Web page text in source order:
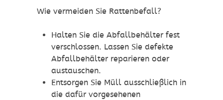
Wie vermeiden Sie Rattenbefall?
Halten Sie die Abfallbehälter fest
verschlossen. Lassen Sie defekte
Abfallbehälter reparieren oder
austauschen.
Entsorgen Sie Müll ausschließlich in
die dafür vorgesehenen